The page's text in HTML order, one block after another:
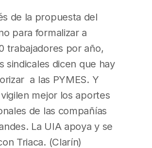
de la propuesta del
para formalizar a
trabajadores por año,
sindicales dicen que hay
a las PYMES. Y
mejor los aportes
de las compañías
La UIA apoya y se
Triaca. (Clarín)